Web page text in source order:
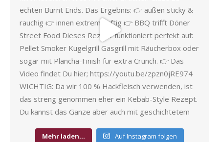
Mehr laden… Auf Instagram folgen